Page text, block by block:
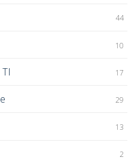
44
10
17
29
13
2